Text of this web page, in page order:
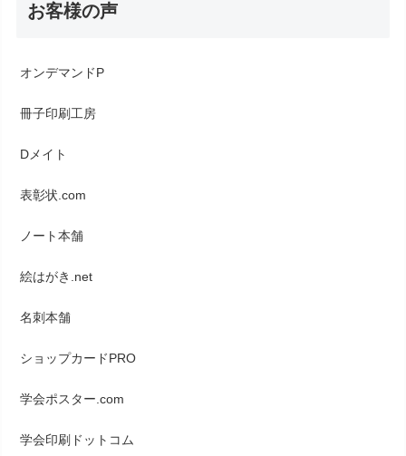
お客様の声
オンデマンドP
冊子印刷工房
Dメイト
表彰状.com
ノート本舗
絵はがき.net
名刺本舗
ショップカードPRO
学会ポスター.com
学会印刷ドットコム